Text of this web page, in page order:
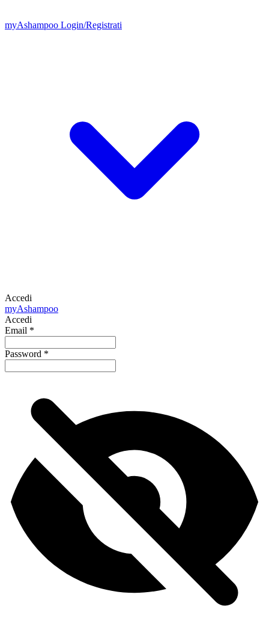
myAshampoo Login/Registrati
Accedi
myAshampoo
Accedi
Email *
Password *